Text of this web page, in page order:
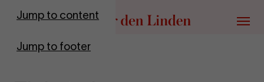
Jump to content
Jump to footer
Go to homepage
Menu